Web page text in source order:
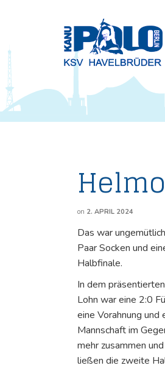
on 2. APRIL 2024
Das war
Paar Socken und
Halbfinale.
In dem
Lohn war eine 2:0
eine Vorahnung und
Mannschaft im
mehr zusammen
ließen die zweite